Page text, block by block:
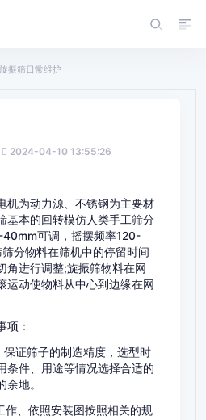
旋振筛日常维护
2024-04-10 13:55:26
为动力源、不锈钢为主要材
筛基本的回转模仿人类手工筛分
40mm可调，摇摆频率120-
分物料在筛机中的停留时间
角进行调整;旋振筛物料在网
运动使物料从中心到边缘在网
：
证筛子的制造精度，选型时
件、用途等情况选择合适的
。
、依照安装图按照相关的规